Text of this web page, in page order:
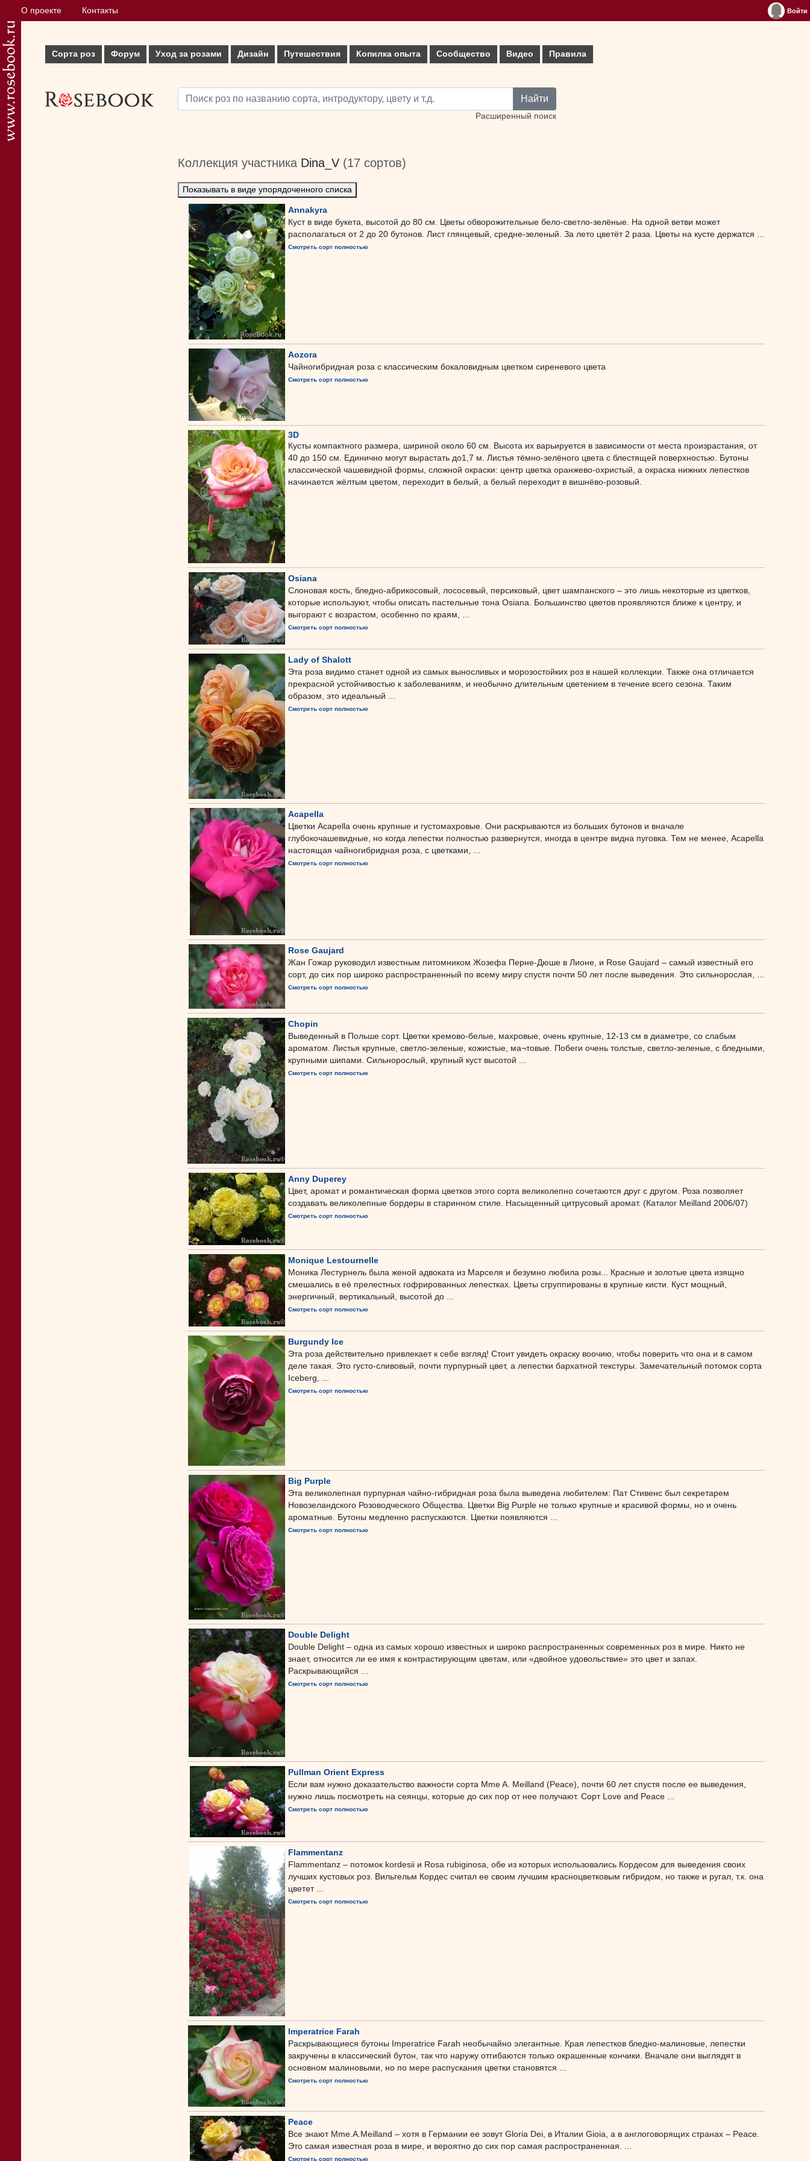
О проекте Контакты Войти
Сорта роз Форум Уход за розами Дизайн Путешествия Копилка опыта Сообщество Видео Правила
Найти
Расширенный поиск
Коллекция участника Dina_V (17 сортов)
Показывать в виде упорядоченного списка
Annakyra
Куст в виде букета, высотой до 80 см. Цветы обворожительные бело-светло-зелёные. На одной ветви может
располагаться от 2 до 20 бутонов. Лист глянцевый, средне-зеленый. За лето цветёт 2 раза. Цветы на кусте держатся ...
Смотреть сорт полностью
Aozora
Чайногибридная роза с классическим бокаловидным цветком сиреневого цвета
Смотреть сорт полностью
3D
Кусты компактного размера, шириной около 60 см. Высота их варьируется в зависимости от места произрастания, от
40 до 150 см. Единично могут вырастать до1,7 м. Листья тёмно-зелёного цвета с блестящей поверхностью. Бутоны
классической чашевидной формы, сложной окраски: центр цветка оранжево-охристый, а окраска нижних лепестков
начинается жёлтым цветом, переходит в белый, а белый переходит в вишнёво-розовый.
Osiana
Слоновая кость, бледно-абрикосовый, лососевый, персиковый, цвет шампанского – это лишь некоторые из цветков,
которые используют, чтобы описать пастельные тона Osiana. Большинство цветов проявляются ближе к центру, и
выгорают с возрастом, особенно по краям, ...
Смотреть сорт полностью
Lady of Shalott
Эта роза видимо станет одной из самых выносливых и морозостойких роз в нашей коллекции. Также она отличается
прекрасной устойчивостью к заболеваниям, и необычно длительным цветением в течение всего сезона. Таким
образом, это идеальный ...
Смотреть сорт полностью
Acapella
Цветки Acapella очень крупные и густомахровые. Они раскрываются из больших бутонов и вначале
глубокочашевидные, но когда лепестки полностью развернутся, иногда в центре видна пуговка. Тем не менее, Acapella
настоящая чайногибридная роза, с цветками, ...
Смотреть сорт полностью
Rose Gaujard
Жан Гожар руководил известным питомником Жозефа Перне-Дюше в Лионе, и Rose Gaujard – самый известный его
сорт, до сих пор широко распространенный по всему миру спустя почти 50 лет после выведения. Это сильнорослая, ...
Смотреть сорт полностью
Chopin
Выведенный в Польше сорт. Цветки кремово-белые, махровые, очень крупные, 12-13 см в диаметре, со слабым
ароматом. Листья крупные, светло-зеленые, кожистые, ма¬товые. Побеги очень толстые, светло-зеленые, с бледными,
крупными шипами. Сильнорослый, крупный куст высотой ...
Смотреть сорт полностью
Anny Duperey
Цвет, аромат и романтическая форма цветков этого сорта великолепно сочетаются друг с другом. Роза позволяет
создавать великолепные бордеры в старинном стиле. Насыщенный цитрусовый аромат. (Каталог Meilland 2006/07)
Смотреть сорт полностью
Monique Lestournelle
Моника Лестурнель была женой адвоката из Марселя и безумно любила розы... Красные и золотые цвета изящно
смешались в её прелестных гофрированных лепестках. Цветы сгруппированы в крупные кисти. Куст мощный,
энергичный, вертикальный, высотой до ...
Смотреть сорт полностью
Burgundy Ice
Эта роза действительно привлекает к себе взгляд! Стоит увидеть окраску воочию, чтобы поверить что она и в самом
деле такая. Это густо-сливовый, почти пурпурный цвет, а лепестки бархатной текстуры. Замечательный потомок сорта
Iceberg, ...
Смотреть сорт полностью
Big Purple
Эта великолепная пурпурная чайно-гибридная роза была выведена любителем: Пат Стивенс был секретарем
Новозеландского Розоводческого Общества. Цветки Big Purple не только крупные и красивой формы, но и очень
ароматные. Бутоны медленно распускаются. Цветки появляются ...
Смотреть сорт полностью
Double Delight
Double Delight – одна из самых хорошо известных и широко распространенных современных роз в мире. Никто не
знает, относится ли ее имя к контрастирующим цветам, или «двойное удовольствие» это цвет и запах.
Раскрывающийся ...
Смотреть сорт полностью
Pullman Orient Express
Если вам нужно доказательство важности сорта Mme A. Meilland (Peace), почти 60 лет спустя после ее выведения,
нужно лишь посмотреть на сеянцы, которые до сих пор от нее получают. Сорт Love and Peace ...
Смотреть сорт полностью
Flammentanz
Flammentanz – потомок kordesii и Rosa rubiginosa, обе из которых использовались Кордесом для выведения своих
лучших кустовых роз. Вильгельм Кордес считал ее своим лучшим красноцветковым гибридом, но также и ругал, т.к. она
цветет ...
Смотреть сорт полностью
Imperatrice Farah
Раскрывающиеся бутоны Imperatrice Farah необычайно элегантные. Края лепестков бледно-малиновые, лепестки
закручены в классический бутон, так что наружу отгибаются только окрашенные кончики. Вначале они выглядят в
основном малиновыми, но по мере распускания цветки становятся ...
Смотреть сорт полностью
Peace
Все знают Mme.A.Meilland – хотя в Германии ее зовут Gloria Dei, в Италии Gioia, а в англоговорящих странах – Peace.
Это самая известная роза в мире, и вероятно до сих пор самая распространенная. ...
Смотреть сорт полностью